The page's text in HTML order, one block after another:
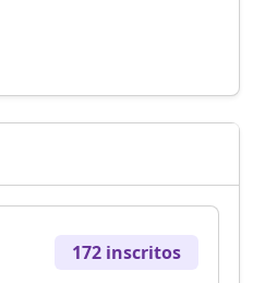
172 inscritos